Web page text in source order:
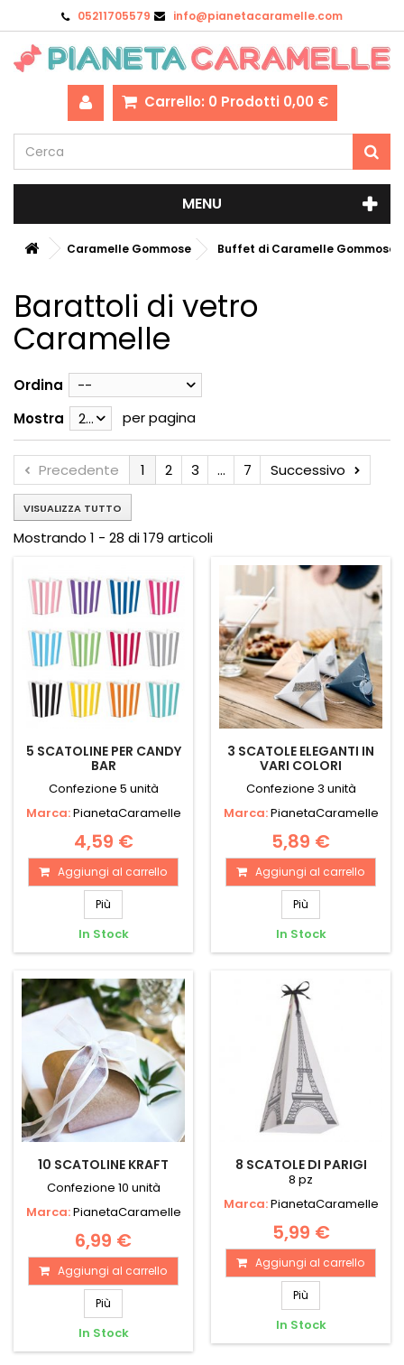
05211705579 info@pianetacaramelle.com
Carrello: 0 Prodotti 0,00 €
MENU
Caramelle Gommose Buffet di Caramelle Gommose
Barattoli di vetro
Caramelle
Ordina
--
Mostra
28 per pagina
Precedente 1 2 3 ... 7 Successivo
VISUALIZZA TUTTO
Mostrando 1 - 28 di 179 articoli
5 SCATOLINE PER CANDY
BAR
Confezione 5 unità
Marca:PianetaCaramelle
4,59 €
Aggiungi al carrello
Più
In Stock
3 SCATOLE ELEGANTI IN
VARI COLORI
Confezione 3 unità
Marca:PianetaCaramelle
5,89 €
Aggiungi al carrello
Più
In Stock
10 SCATOLINE KRAFT
Confezione 10 unità
Marca:PianetaCaramelle
6,99 €
Aggiungi al carrello
Più
In Stock
8 SCATOLE DI PARIGI
8 pz
Marca:PianetaCaramelle
5,99 €
Aggiungi al carrello
Più
In Stock